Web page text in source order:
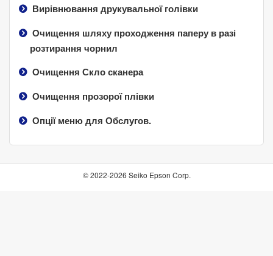
Вирівнювання друкувальної голівки
Очищення шляху проходження паперу в разі
розтирання чорнил
Очищення Скло сканера
Очищення прозорої плівки
Опції меню для Обслугов.
© 2022-2026 Seiko Epson Corp.